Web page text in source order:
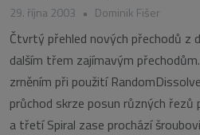
29. října 2003 • Dominik Fišer
Čtvrtý přehled nových přechodů z
dalším třem zajímavým
zrněním při použití
průchod skrze posun různých řezů
a třetí Spiral zase prochází